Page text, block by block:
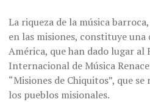
La riqueza de la música
en las misiones, constituye
América, que han dado lugar al
Internacional de Música
“Misiones de Chiquitos”, que
los pueblos misionales.